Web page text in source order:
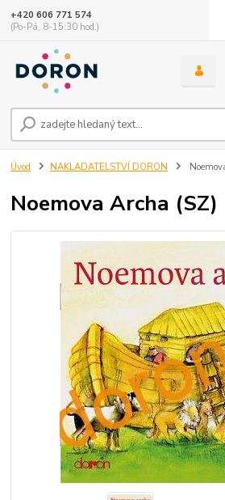
+420 606 771 574
(Po-Pá, 8-15:30 hod.)
Úvod NAKLADATELSTVÍ DORON
Noemova Archa (SZ)